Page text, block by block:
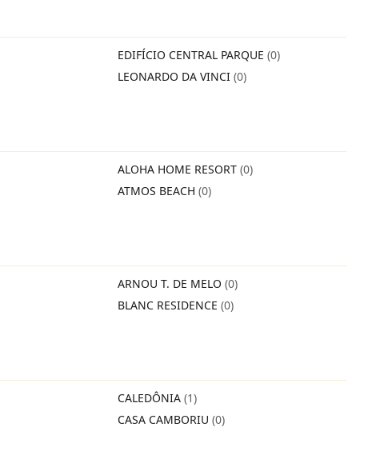
EDIFÍCIO CENTRAL PARQUE (0)
LEONARDO DA VINCI (0)
ALOHA HOME RESORT (0)
ATMOS BEACH (0)
ARNOU T. DE MELO (0)
BLANC RESIDENCE (0)
CALEDÔNIA (1)
CASA CAMBORIU (0)